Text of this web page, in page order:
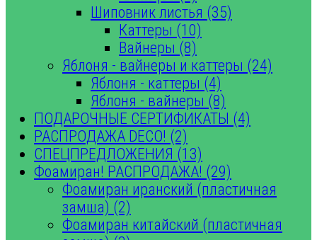
Шиповник листья (35)
Каттеры (10)
Вайнеры (8)
Яблоня - вайнеры и каттеры (24)
Яблоня - каттеры (4)
Яблоня - вайнеры (8)
ПОДАРОЧНЫЕ СЕРТИФИКАТЫ (4)
РАСПРОДАЖА DECO! (2)
СПЕЦПРЕДЛОЖЕНИЯ (13)
Фоамиран! РАСПРОДАЖА! (29)
Фоамиран иранский (пластичная
замша) (2)
Фоамиран китайский (пластичная